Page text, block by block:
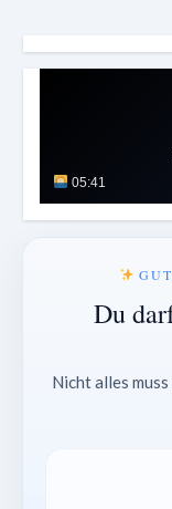
05:41
Du
Nicht alles